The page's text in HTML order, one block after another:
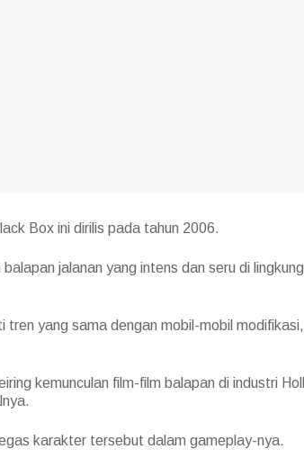
Box ini dirilis pada tahun 2006.
jalanan yang intens dan seru di
tren yang sama dengan mobil-mobil
kemunculan film-film balapan di industri
karakter tersebut dalam gameplay-nya.